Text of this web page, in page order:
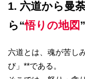
1. 六道から曼
ら“悟りの地図
六道とは、魂が苦し
び」**である。